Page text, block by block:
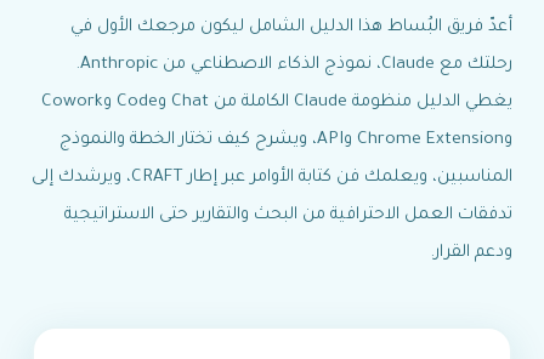
أعدّ فريق البُساط هذا الدليل الشامل ليكون مرجعك الأول في
رحلتك مع Claude، نموذج الذكاء الاصطناعي من Anthropic.
يغطي الدليل منظومة Claude الكاملة من Chat وCode وCowork
وChrome Extension وAPI، ويشرح كيف تختار الخطة والنموذج
المناسبين، ويعلمك فن كتابة الأوامر عبر إطار CRAFT، ويرشدك إلى
تدفقات العمل الاحترافية من البحث والتقارير حتى الاستراتيجية
ودعم القرار.